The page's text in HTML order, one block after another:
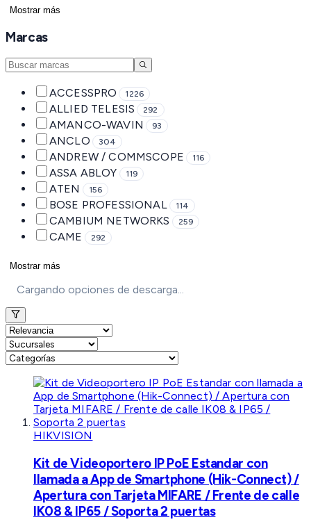
Mostrar más
Marcas
ACCESSPRO 1226
ALLIED TELESIS 292
AMANCO-WAVIN 93
ANCLO 304
ANDREW / COMMSCOPE 116
ASSA ABLOY 119
ATEN 156
BOSE PROFESSIONAL 114
CAMBIUM NETWORKS 259
CAME 292
Mostrar más
Cargando opciones de descarga...
HIKVISION
Kit de Videoportero IP PoE Estandar con
llamada a App de Smartphone (Hik-Connect) /
Apertura con Tarjeta MIFARE / Frente de calle
IK08 & IP65 / Soporta 2 puertas